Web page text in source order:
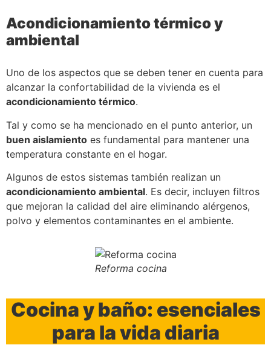
Acondicionamiento térmico y
ambiental
Uno de los aspectos que se deben tener en cuenta para
alcanzar la confortabilidad de la vivienda es el
acondicionamiento térmico.
Tal y como se ha mencionado en el punto anterior, un
buen aislamiento es fundamental para mantener una
temperatura constante en el hogar.
Algunos de estos sistemas también realizan un
acondicionamiento ambiental. Es decir, incluyen filtros
que mejoran la calidad del aire eliminando alérgenos,
polvo y elementos contaminantes en el ambiente.
Reforma cocina
Cocina y baño: esenciales
para la vida diaria